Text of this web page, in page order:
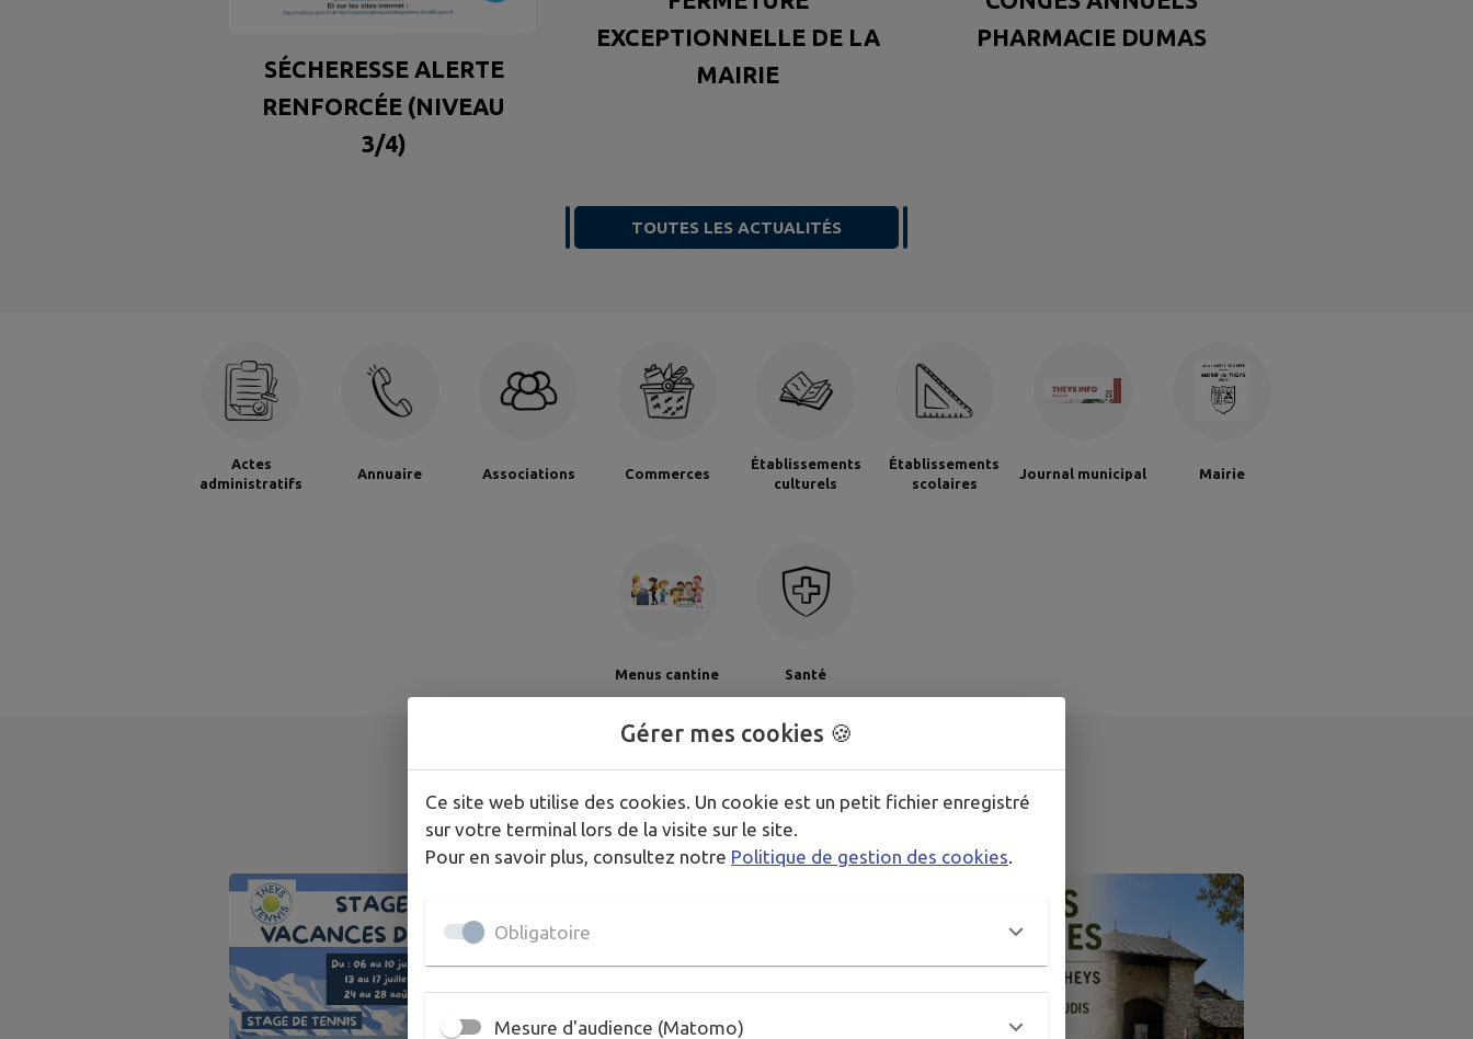
SÉCHERESSE ALERTE
RENFORCÉE (NIVEAU
3/4)
EXCEPTIONNELLE DE LA
MAIRIE
PHARMACIE DUMAS
TOUTES LES ACTUALITÉS
Actes
administratifs
Annuaire Associations Commerces
Établissements
culturels
Établissements
scolaires
Journal municipal Mairie
Menus cantine Santé
AGENDA DEMON TERRITOIRE
Gérer mes cookies 🍪
Ce site web utilise des cookies. Un cookie est un petit fichier enregistré
sur votre terminal lors de la visite sur le site.
Pour en savoir plus, consultez notre Politique de gestion des cookies.
Obligatoire
Mesure d'audience (Matomo)